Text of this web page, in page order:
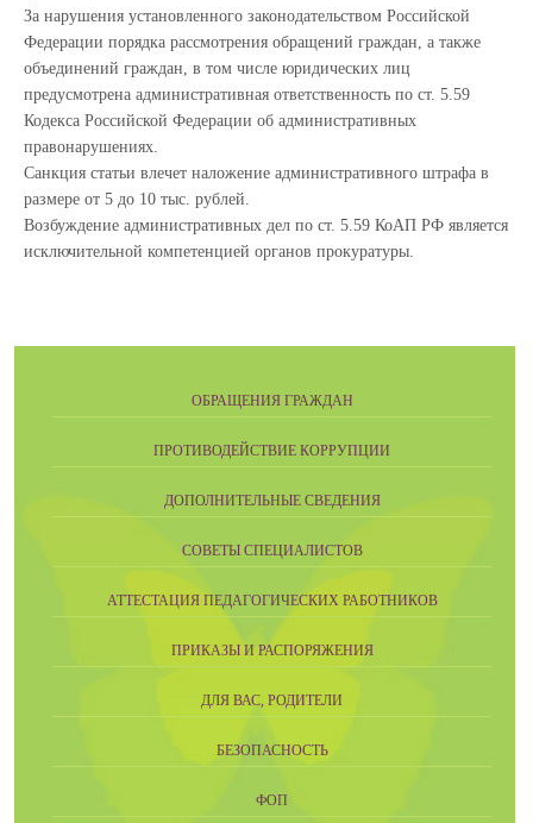
За нарушения установленного законодательством Российской
Федерации порядка рассмотрения обращений граждан, а также
объединений граждан, в том числе юридических лиц
предусмотрена административная ответственность по ст. 5.59
Кодекса Российской Федерации об административных
правонарушениях.
Санкция статьи влечет наложение административного штрафа в
размере от 5 до 10 тыс. рублей.
Возбуждение административных дел по ст. 5.59 КоАП РФ является
исключительной компетенцией органов прокуратуры.
ОБРАЩЕНИЯ ГРАЖДАН
ПРОТИВОДЕЙСТВИЕ КОРРУПЦИИ
ДОПОЛНИТЕЛЬНЫЕ СВЕДЕНИЯ
СОВЕТЫ СПЕЦИАЛИСТОВ
АТТЕСТАЦИЯ ПЕДАГОГИЧЕСКИХ РАБОТНИКОВ
ПРИКАЗЫ И РАСПОРЯЖЕНИЯ
ДЛЯ ВАС, РОДИТЕЛИ
БЕЗОПАСНОСТЬ
ФОП